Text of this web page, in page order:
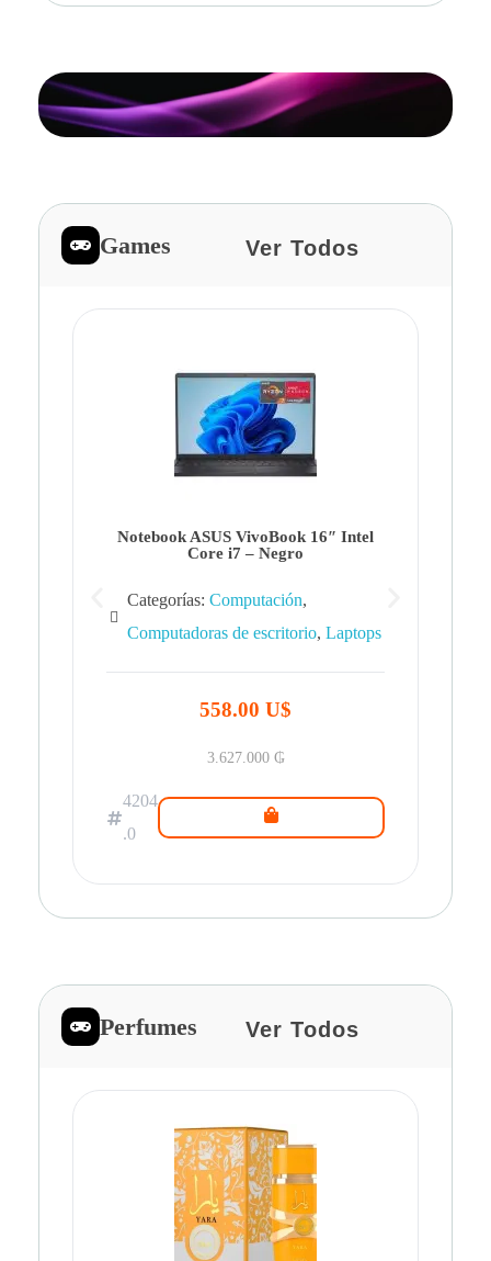
Games Ver Todos
Notebook ASUS VivoBook 16″ Intel
Core i7 – Negro
Categorías: Computación,
Computadoras de escritorio, Laptops
558.00 U$
3.627.000 ₲
4204
.0
Perfumes Ver Todos